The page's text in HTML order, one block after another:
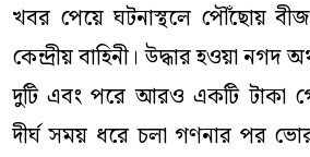
খবর পেয়ে ঘটনাস্থলে পৌঁছোয়
কেন্দ্রীয় বাহিনী। উদ্ধার হওয়া নগদ
দুটি এবং পরে আরও একটি টাকা
দীর্ঘ সময় ধরে চলা গণনার পর